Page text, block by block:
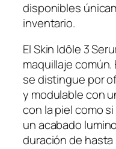
disponibles
inventario.
ElSkin Idôle 3
maquillaje
se distingue por
y modulable con
con la piel como
un acabado
duración de hasta